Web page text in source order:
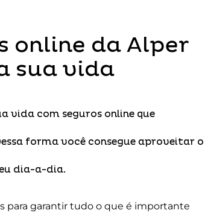
online da Alper
sua vida
vida com seguros online que
forma você consegue aproveitar o
dia-a-dia.
para garantir tudo o que é importante